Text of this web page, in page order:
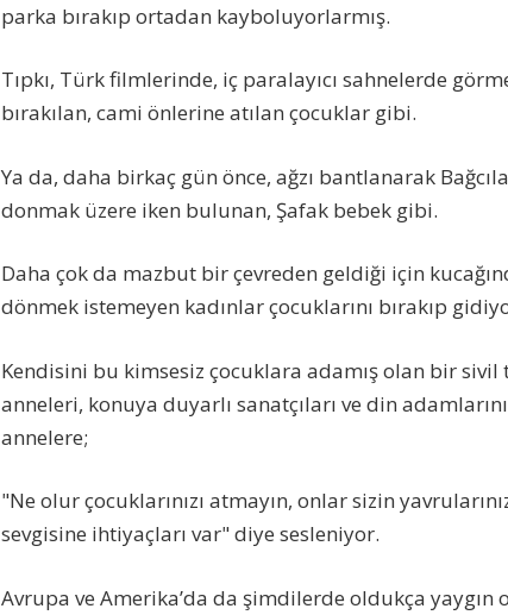
parka bırakıp ortadan kayboluyorlarmış.
Tıpkı, Türk filmlerinde, iç paralayıcı sahnelerde
bırakılan, cami önlerine atılan çocuklar gibi.
Ya da, daha birkaç gün önce, ağzı bantlanarak
donmak üzere iken bulunan, Şafak bebek gibi.
Daha çok da mazbut bir çevreden geldiği için
dönmek istemeyen kadınlar çocuklarını bırakıp
Kendisini bu kimsesiz çocuklara adamış olan bir
anneleri, konuya duyarlı sanatçıları ve din
annelere;
"Ne olur çocuklarınızı atmayın, onlar sizin
sevgisine ihtiyaçları var" diye sesleniyor.
Avrupa ve Amerika’da da şimdilerde oldukça